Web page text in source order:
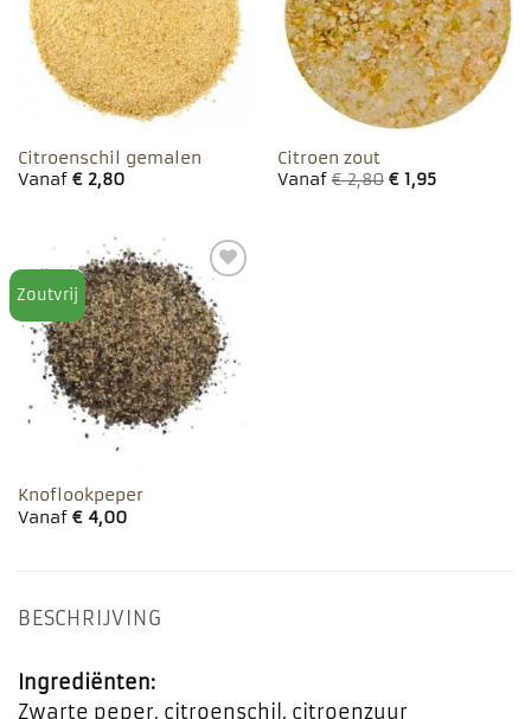
Citroenschil gemalen
Vanaf €2,80
Citroen zout
Vanaf€2,80 €1,95
Zoutvrij
Toevoegen
aan
favorieten
Knoflookpeper
Vanaf €4,00
BESCHRIJVING
Ingrediënten:
Zwarte peper, citroenschil, citroenzuur